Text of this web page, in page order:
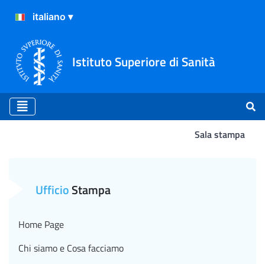
Istituto Superiore di Sanità
Sala stampa
UfficioStampa
Home Page
Chi siamo e Cosa facciamo